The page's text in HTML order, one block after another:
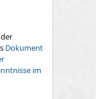
Dokument
im